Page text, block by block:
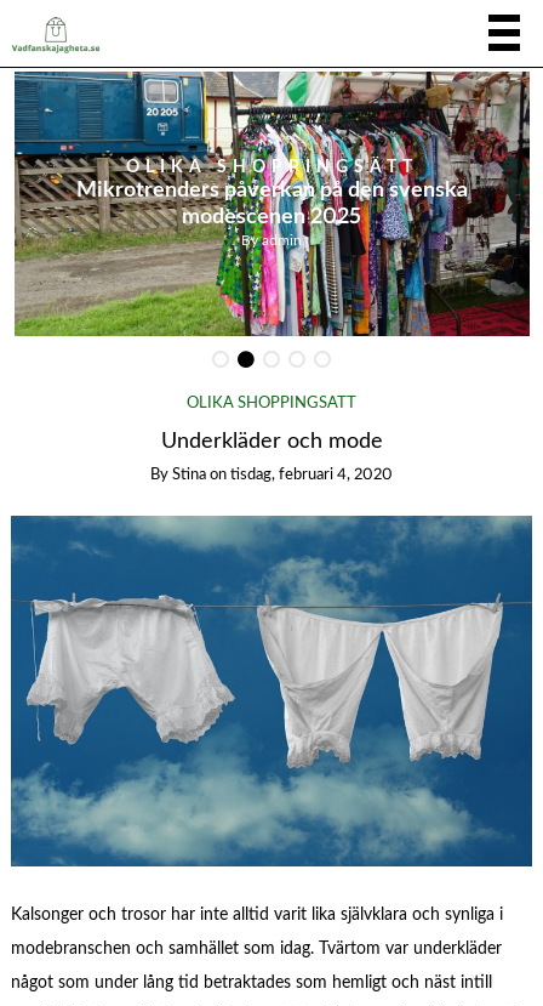
OLIKA SHOPPINGSÄTT
Mikrotrenders påverkan på den svenska
modescenen 2025
Byadmin
OLIKA SHOPPINGSÄTT
Underkläder och mode
By Stina on tisdag, februari 4, 2020
Kalsonger och trosor har inte alltid varit lika självklara och synliga i
modebranschen och samhället som idag. Tvärtom var underkläder
något som under lång tid betraktades som hemligt och näst intill